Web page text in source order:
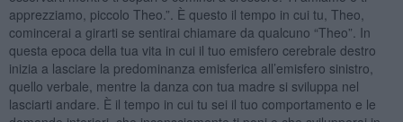
apprezziamo, piccolo Theo.”. È questo il tempo in cui tu, Theo,
comincerai a girarti se sentirai chiamare da qualcuno “Theo”. In
questa epoca della tua vita in cui il tuo emisfero cerebrale destro
inizia a lasciare la predominanza emisferica all’emisfero sinistro,
quello verbale, mentre la danza con tua madre si sviluppa nel
lasciarti andare. È il tempo in cui tu sei il tuo comportamento e le